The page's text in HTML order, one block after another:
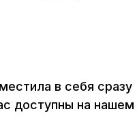
в себя сразу
доступны на нашем